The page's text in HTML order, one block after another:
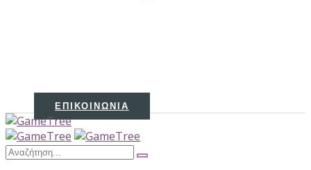
ΕΠΙΚΟΙΝΩΝΊΑ